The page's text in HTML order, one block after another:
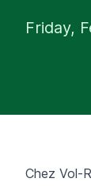
Friday,
Chez Vol-